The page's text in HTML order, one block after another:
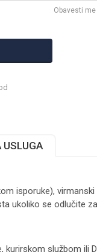
Obavesti
USLUGA
isporuke), virmanski
ukoliko se odlučite za
kurirskom službom ili